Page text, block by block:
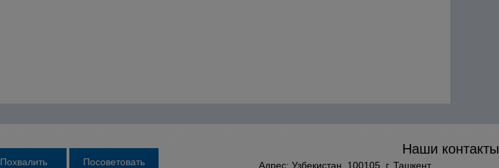
Наши контакты
Адрес: Узбекистан, 100105, г. Ташкент,